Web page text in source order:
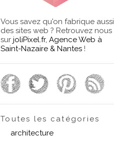
Vous savez qu'on fabrique aussi
des sites web ? Retrouvez nous
sur joliPixel.fr, Agence Web à
Saint-Nazaire & Nantes !
Toutes les catégories
architecture